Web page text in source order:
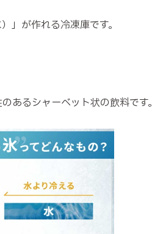
」が作れる冷凍庫です。
あるシャーベット状の飲料です。